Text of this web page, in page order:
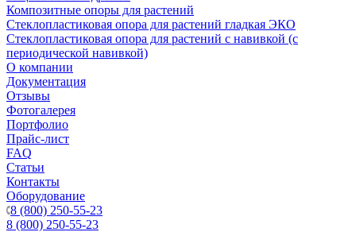
Композитные опоры для растений
Стеклопластиковая опора для растений гладкая ЭКО
Стеклопластиковая опора для растений с навивкой (с
периодической навивкой)
О компании
Документация
Отзывы
Фотогалерея
Портфолио
Прайс-лист
FAQ
Статьи
Контакты
Оборудование
8 (800) 250-55-23
8 (800) 250-55-23